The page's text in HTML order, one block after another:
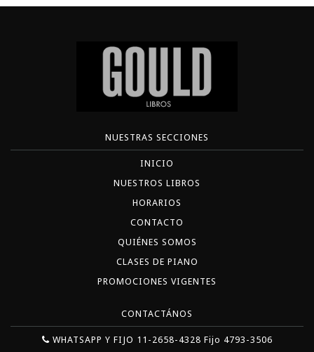
NUESTRAS SECCIONES
INICIO
NUESTROS LIBROS
HORARIOS
CONTACTO
QUIÉNES SOMOS
CLASES DE PIANO
PROMOCIONES VIGENTES
CONTACTÁNOS
WHATSAPP Y FIJO 11-2658-4328 Fijo 4793-3506